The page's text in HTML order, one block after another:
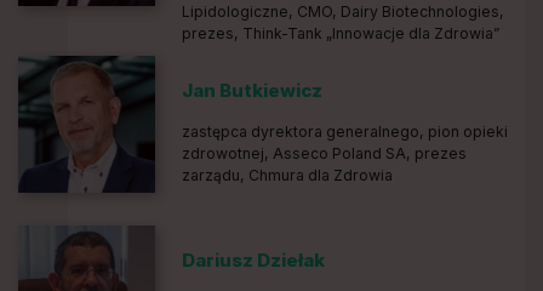
Lipidologiczne, CMO, Dairy Biotechnologies,
prezes, Think-Tank „Innowacje dla Zdrowia”
Jan Butkiewicz
zastępca dyrektora generalnego, pion opieki
zdrowotnej, Asseco Poland SA, prezes
zarządu, Chmura dla Zdrowia
Dariusz Dziełak